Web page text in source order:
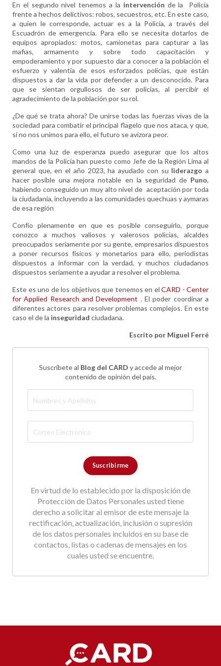
En el segundo nivel tenemos a la intervención de la
Policía
frente a hechos delictivos: robos, secuestros, etc. En este caso,
a quien le corresponde, actuar es a la Policía, a través del
Escuadrón de emergencia. Para ello se necesita dotarlos de
equipos apropiados: motos, camionetas para capturar a las
mafias, armamento y sobre todo capacitación y
empoderamiento y por supuesto dar a conocer a la población el
esfuerzo y valentía de esos esforzados policías, que están
dispuestos a dar la vida por defender a un desconocido. Para
que se sientan orgullosos de ser policías, al percibir el
agradecimiento de la población por su rol.
¿De qué se trata ahora? De unirse todas las fuerzas vivas de la
sociedad para combatir el principal flagelo que nos ataca, y que,
si no nos unimos para ello, el futuro se avizora peor.
Como una luz de esperanza puedo asegurar que los altos
mandos de la Policía han puesto como Jefe de la Región Lima al
general que, en el año 2023, ha ayudado con su liderazgo a
hacer posible una mejora notable en la seguridad de Puno,
habiendo conseguido un muy alto nivel de aceptación por toda
la ciudadanía, incluyendo a las comunidades quechuas y aymaras
de esa región
Confío plenamente en que es posible conseguirlo, porque
conozco a muchos valiosos y valerosos policías, alcaldes
preocupados seriamente por su gente, empresarios dispuestos
a poner recursos físicos y monetarios para ello, periodistas
dispuestos a informar con la verdad, y muchos ciudadanos
dispuestos seriamente a ayudar a resolver el problema.
Este es uno de los objetivos que tenemos en el CARD - Center
for Applied Research and Development . El poder coordinar a
diferentes actores para resolver problemas complejos. En este
caso el de la inseguridad ciudadana.
Escrito por Miguel Ferré
Suscríbete al Blog del CARD yaccede al mejor
contenido de opinión del país.
En virtud de lo establecido por la disposición de
Protección de Datos Personales usted tiene
derecho a solicitar al emisor de este mensaje la
rectificación, actualización, inclusión o supresión
de los datos personales incluidos en su base de
contactos, listas o cadenas de mensajes en los
cuales usted se encuentre.